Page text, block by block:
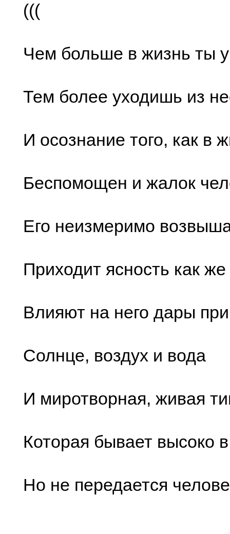
(((
Чем больше в жизнь ты
Тем более уходишь из
И осознание того, как в
Беспомощен и жалок
Его неизмеримо
Приходит ясность как же
Влияют на него дары
Солнце, воздух и вода
И миротворная, живая
Которая бывает высоко
Но не передается